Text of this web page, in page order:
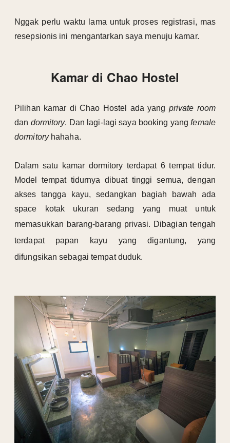
Nggak perlu waktu lama untuk proses registrasi, mas
resepsionis ini mengantarkan saya menuju kamar.
Kamar di Chao Hostel
Pilihan kamar di Chao Hostel ada yang private room
dan dormitory. Dan lagi-lagi saya booking yangfemale
dormitoryhahaha.
Dalam satu kamar dormitory terdapat 6 tempat tidur.
Model tempat tidurnya dibuat tinggi semua, dengan
akses tangga kayu, sedangkan bagiah bawah ada
space kotak ukuran sedang yang muat untuk
memasukkan barang-barang privasi. Dibagian tengah
terdapat papan kayu yang digantung, yang
difungsikan sebagai tempat duduk.